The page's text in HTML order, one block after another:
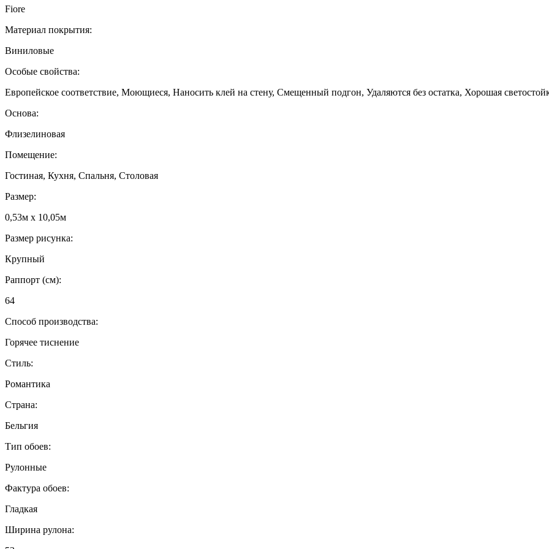
Fiore
Материал покрытия:
Виниловые
Особые свойства:
Европейское соответствие, Моющиеся, Наносить клей на стену, Смещенный подгон, Удаляются без остатка, Хорошая
Основа:
Флизелиновая
Помещение:
Гостиная, Кухня, Спальня, Столовая
Размер:
0,53м x 10,05м
Размер рисунка:
Крупный
Раппорт (см):
64
Способ производства:
Горячее тиснение
Стиль:
Романтика
Страна:
Бельгия
Тип обоев:
Рулонные
Фактура обоев:
Гладкая
Ширина рулона: